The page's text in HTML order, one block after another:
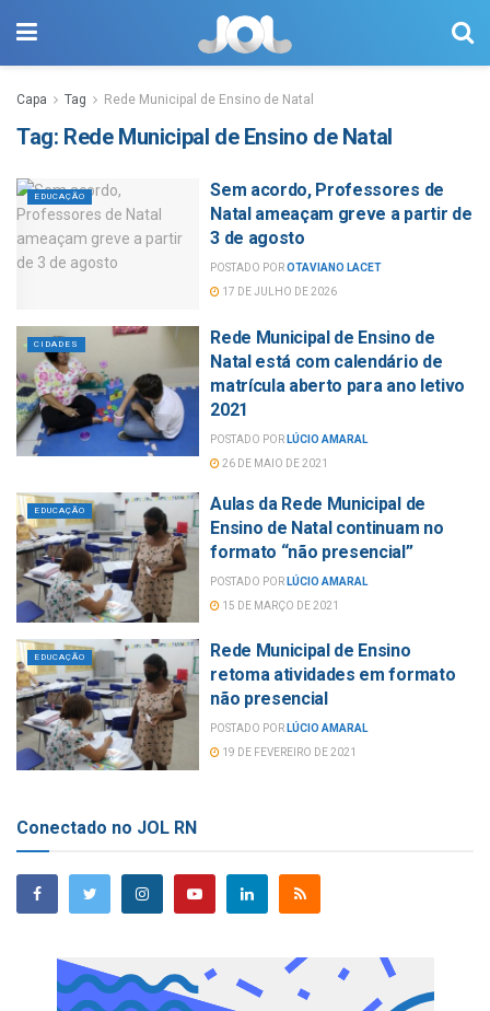
Capa Tag Rede Municipal de Ensino de Natal
Tag: Rede Municipal de Ensino de Natal
EDUCAÇÃO
Sem acordo, Professores de
Natal ameaçam greve a partir de
3 de agosto
POSTADO POROTAVIANO LACET
17 DE JULHO DE 2026
CIDADES
Rede Municipal de Ensino de
Natal está com calendário de
matrícula aberto para ano letivo
2021
POSTADO POR LÚCIO AMARAL
26 DE MAIO DE 2021
EDUCAÇÃO
Aulas da Rede Municipal de
Ensino de Natal continuam no
formato “não presencial”
POSTADO POR LÚCIO AMARAL
15 DE MARÇO DE 2021
EDUCAÇÃO
Rede Municipal de Ensino
retoma atividades em formato
não presencial
POSTADO POR LÚCIO AMARAL
19 DE FEVEREIRO DE 2021
Conectado no JOL RN